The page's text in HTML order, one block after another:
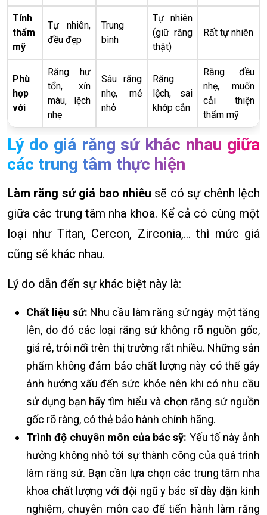
Tính
thẩm
mỹ
Tự nhiên,
đều đẹp
Trung
bình
Tự nhiên
(giữ răng
thật)
Rất tự nhiên
Phù
hợp
với
Răng hư
tổn, xỉn
màu, lệch
nhẹ
Sâu răng
nhẹ, mẻ
nhỏ
Răng
lệch, sai
khớp cắn
Răng đều
nhẹ, muốn
cải thiện
thẩm mỹ
Lý do giá răng sứ khác nhau giữa
các trung tâm thực hiện
Làm răng sứ giá bao nhiêu sẽ có sự chênh lệch
giữa các trung tâm nha khoa. Kể cả có cùng một
loại như Titan, Cercon, Zirconia,… thì mức giá
cũng sẽ khác nhau.
Lý do dẫn đến sự khác biệt này là:
Chất liệu sứ: Nhu cầu làm răng sứ ngày một tăng
lên, do đó các loại răng sứ không rõ nguồn gốc,
giá rẻ, trôi nổi trên thị trường rất nhiều. Những sản
phẩm không đảm bảo chất lượng này có thể gây
ảnh hưởng xấu đến sức khỏe nên khi có nhu cầu
sử dụng bạn hãy tìm hiểu và chọn răng sứ nguồn
gốc rõ ràng, có thẻ bảo hành chính hãng.
Trình độ chuyên môn của bác sỹ: Yếu tố này ảnh
hưởng không nhỏ tới sự thành công của quá trình
làm răng sứ. Bạn cần lựa chọn các trung tâm nha
khoa chất lượng với đội ngũ y bác sĩ dày dặn kinh
nghiệm, chuyên môn cao để tiến hành làm răng